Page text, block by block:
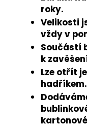
roky.
Velikosti
vždy v
Součástí
k
Lze otřít
hadříkem.